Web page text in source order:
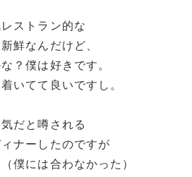
ストラン的な
鮮なんだけど、
？僕は好きです。
いてて良いですし。
だと噂される
ナーしたのですが
僕には合わなかった）